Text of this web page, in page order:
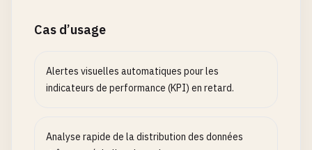
Cas d’usage
Alertes visuelles automatiques pour les
indicateurs de performance (KPI) en retard.
Analyse rapide de la distribution des données